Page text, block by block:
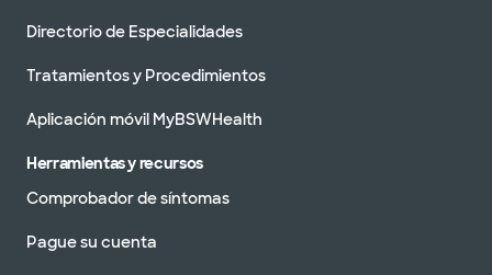
Directorio de Especialidades
Tratamientos y Procedimientos
Aplicación móvil MyBSWHealth
Herramientas y recursos
Comprobador de síntomas
Pague su cuenta